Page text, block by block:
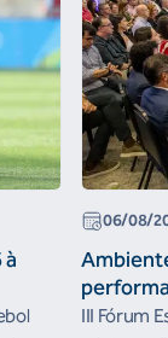
06/08/
III Fórum